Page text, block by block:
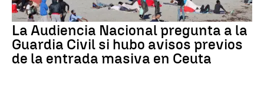
La Audiencia Nacional pregunta a la
Guardia Civil si hubo avisos previos
de la entrada masiva en Ceuta